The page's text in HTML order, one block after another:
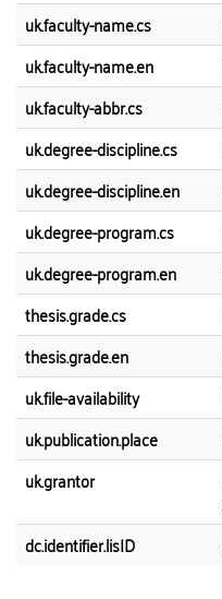
uk.faculty-name.cs
uk.faculty-name.en
uk.faculty-abbr.cs
uk.degree-discipline.cs
uk.degree-discipline.en
uk.degree-program.cs
uk.degree-program.en
thesis.grade.cs
thesis.grade.en
uk.file-availability
uk.publication.place
uk.grantor
dc.identifier.lisID